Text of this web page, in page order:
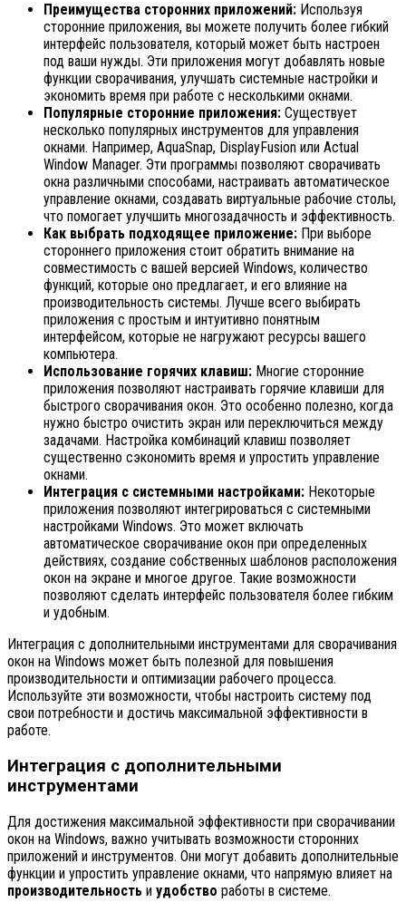
Преимущества сторонних приложений: Используя
сторонние приложения, вы можете получить более гибкий
интерфейс пользователя, который может быть настроен
под ваши нужды. Эти приложения могут добавлять новые
функции сворачивания, улучшать системные настройки и
экономить время при работе с несколькими окнами.
Популярные сторонние приложения: Существует
несколько популярных инструментов для управления
окнами. Например, AquaSnap, DisplayFusion или Actual
Window Manager. Эти программы позволяют сворачивать
окна различными способами, настраивать автоматическое
управление окнами, создавать виртуальные рабочие столы,
что помогает улучшить многозадачность и эффективность.
Как выбрать подходящее приложение: При выборе
стороннего приложения стоит обратить внимание на
совместимость с вашей версией Windows, количество
функций, которые оно предлагает, и его влияние на
производительность системы. Лучше всего выбирать
приложения с простым и интуитивно понятным
интерфейсом, которые не нагружают ресурсы вашего
компьютера.
Использование горячих клавиш: Многие сторонние
приложения позволяют настраивать горячие клавиши для
быстрого сворачивания окон. Это особенно полезно, когда
нужно быстро очистить экран или переключиться между
задачами. Настройка комбинаций клавиш позволяет
существенно сэкономить время и упростить управление
окнами.
Интеграция с системными настройками: Некоторые
приложения позволяют интегрироваться с системными
настройками Windows. Это может включать
автоматическое сворачивание окон при определенных
действиях, создание собственных шаблонов расположения
окон на экране и многое другое. Такие возможности
позволяют сделать интерфейс пользователя более гибким
и удобным.
Интеграция с дополнительными инструментами для сворачивания
окон на Windows может быть полезной для повышения
производительности и оптимизации рабочего процесса.
Используйте эти возможности, чтобы настроить систему под
свои потребности и достичь максимальной эффективности в
работе.
Интеграция с дополнительными
инструментами
Для достижения максимальной эффективности при сворачивании
окон на Windows, важно учитывать возможности сторонних
приложений и инструментов. Они могут добавить дополнительные
функции и упростить управление окнами, что напрямую влияет на
производительность и удобство работы в системе.